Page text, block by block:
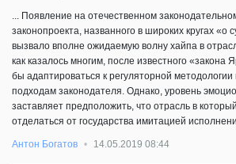
... Появление на отечественном
законопроекта, названного в широких кругах «о
вызвало вполне ожидаемую волну хайпа в
как казалось многим, после известного
бы адаптироваться к регуляторной
подходам законодателя. Однако, уровень
заставляет предположить, что отрасль в
отделаться от государства имитацией
Антон Богатов 14.05.2019 08:44